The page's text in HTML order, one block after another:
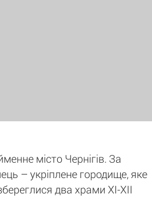
місто Чернігів. За
– укріплене городище, яке
два храми XI-XII